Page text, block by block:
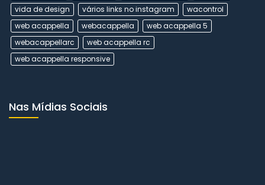
vida de design
vários links no instagram
wacontrol
web acappella
webacappella
web acappella 5
webacappellarc
web acappella rc
web acappella responsive
Nas Mídias Sociais